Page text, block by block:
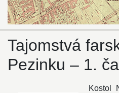
Tajomstvá
Pezinku – 1.
Kostol